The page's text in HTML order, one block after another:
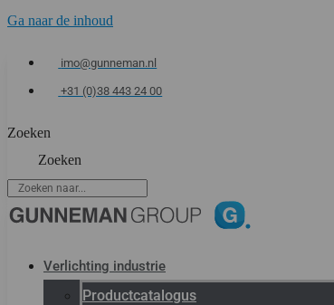
Ga naar de inhoud
imo@gunneman.nl
+31 (0)38 443 24 00
Zoeken
Zoeken
Verlichting industrie
Productcatalogus